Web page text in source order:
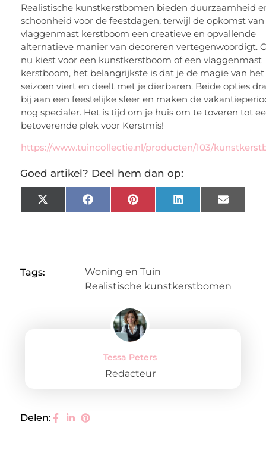
Realistische kunstkerstbomen bieden duurzaamheid
schoonheid voor de feestdagen, terwijl de opkomst
vlaggenmast kerstboom een creatieve en opvallende
alternatieve manier van decoreren vertegenwoordigt.
nu kiest voor een kunstkerstboom of een vlaggenmast
kerstboom, het belangrijkste is dat je de magie van het
seizoen viert en deelt met je dierbaren. Beide opties
bij aan een feestelijke sfeer en maken de
nog specialer. Het is tijd om je huis om te toveren tot
betoverende plek voor Kerstmis!
https://www.tuincollectie.nl/producten/103/
Goed artikel? Deel hem dan op:
X
(Twitter)
Facebook Pinterest LinkedIn Email
Tags:
Woning en Tuin
Realistische kunstkerstbomen
Tessa Peters
Redacteur
Delen: